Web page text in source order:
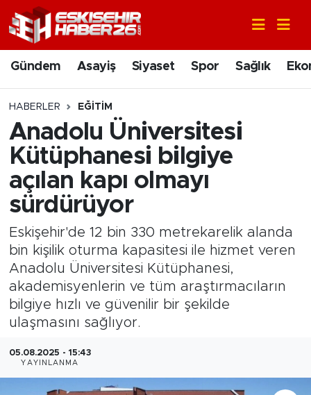
Gündem Asayiş Siyaset Spor Sağlık
HABERLER EĞITIM
Anadolu Üniversitesi
Kütüphanesi bilgiye
açılan kapı olmayı
sürdürüyor
Eskişehir'de 12 bin 330 metrekarelik alanda
bin kişilik oturma kapasitesi ile hizmet veren
Anadolu Üniversitesi Kütüphanesi,
akademisyenlerin ve tüm araştırmacıların
bilgiye hızlı ve güvenilir bir şekilde
ulaşmasını sağlıyor.
05.08.2025 - 15:43
YAYINLANMA
Gündem
Asayiş
Siyaset
Spor
Sağlık
Ekonomi
Eğitim
Sanat
Nöbetçi Eczaneler
Hava Durumu
Trafik Durumu
Süper Lig Puan Durumu ve Fikstür
Tüm Manşetler
Son Dakika Haberleri
Haber Arşivi